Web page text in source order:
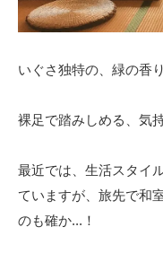
いぐさ独特の、緑の香り
裸足で踏みしめる、気
最近では、生活スタイ
ていますが、旅先で和
のも確か...！